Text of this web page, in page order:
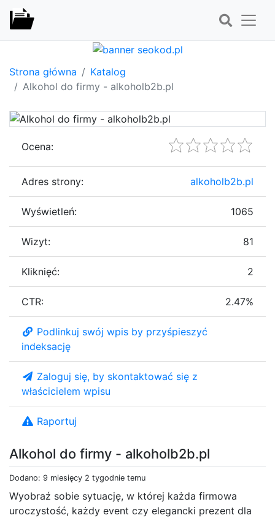
Strona główna
Katalog
Alkohol do firmy - alkoholb2b.pl
Alkohol do firmy - alkoholb2b.pl
Dodano: 9 miesięcy 2 tygodnie temu
Wyobraź sobie sytuację, w której każda firmowa
uroczystość, każdy event czy elegancki prezent dla
Ocena:
Adres strony: alkoholb2b.pl
Wyświetleń: 1065
Wizyt: 81
Kliknięć: 2
CTR: 2.47%
Podlinkuj swój wpis by przyśpieszyć
indeksację
Zaloguj się, by skontaktować się z
właścicielem wpisu
Raportuj